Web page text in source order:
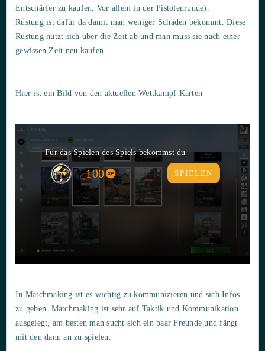
Entschärfer zu kaufen. Vor allem in der Pistolenrunde).
Rüstung ist dafür da damit man weniger Schaden bekommt. Diese
Rüstung nutzt sich über die Zeit ab und man muss sie nach einer
gewissen Zeit neu kaufen.
Hier ist ein Bild von den aktuellen Wettkampf Karten
Für das Spielen des Spiels bekommst du
100 SPIELEN
In Matchmaking ist es wichtig zu kommunizieren und sich Infos
zu geben. Matchmaking ist sehr auf Taktik und Kommunikation
ausgelegt, am besten man sucht sich ein paar Freunde und fängt
mit den dann an zu spielen.